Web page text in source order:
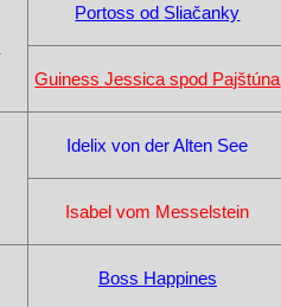
Portoss od Sliačanky
Guiness Jessica spod Pajštúna
Idelix von der Alten See
Isabel vom Messelstein
Boss Happines